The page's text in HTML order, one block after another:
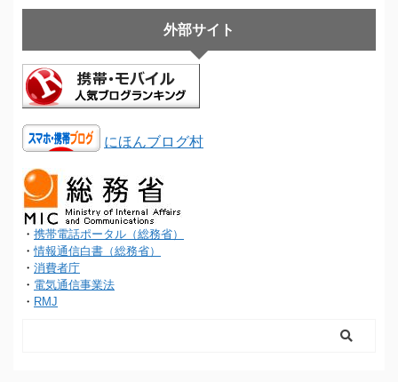
外部サイト
にほんブログ村
・ 携帯電話ポータル（総務省）
・情報通信白書（総務省）
・ 消費者庁
・ 電気通信事業法
・ RMJ